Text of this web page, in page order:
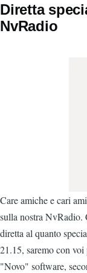
Diretta
NvRadio
Care amiche e cari
sulla nostra NvRadio.
diretta al quanto
21.15, saremo con
"Novo" software,